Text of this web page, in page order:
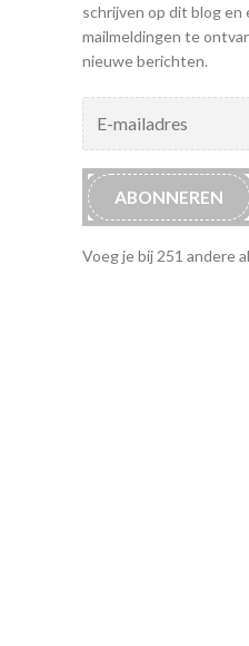
schrijven op dit blog en
mailmeldingen te
nieuwe berichten.
mailadres
ABONNEREN
Voeg je bij 251 andere